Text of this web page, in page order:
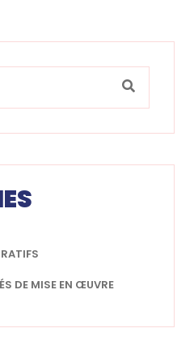
DE MISE EN ŒUVRE